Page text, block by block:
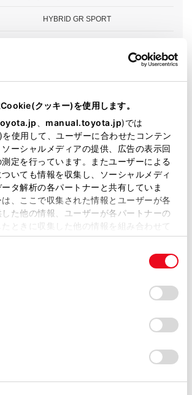
クッキー)を使用します。
manual.toyota.jp)では
使用して、ユーザーに合わせたコンテン
ーシャルメディアの提供、広告の表示回
定を行っています。またユーザーによる
いても情報を収集し、ソーシャルメディ
タ解析の各パートナーと共有していま
、ここで収集された情報とユーザーが各
た他の情報、ユーザーが各パートナーの
ときに収集した他の情報を組み合わせて
ます。当ウェブサイトの使用を続行する
Cookie(クッキー)が保存されることに同
ます。Cookie(クッキー)のオプトアウト、
を撤回したりするにあたっては、当社の
）情報の取り扱いについて
」をご覧くだ
HYBRID GR SPORT
施設情報・サービス